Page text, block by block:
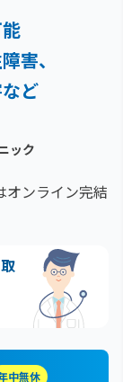
害、
ど
ック
オンライン完結
中無休